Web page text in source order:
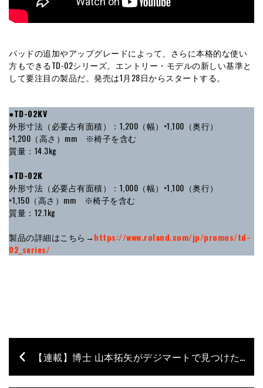
パッドの追加やアップグレードによって、さらに本格的な使い
方もできるTD-02シリーズ。エントリー・モデルの新しい基準と
して要注目の製品だ。発売は1月28日からスタートする。
●TD-02KV
外形寸法（必要占有面積）：1,200（幅）×1,100（奥行）
×1,200（高さ）mm ※椅子を含む
質量：14.3kg
●TD-02K
外形寸法（必要占有面積）：1,000（幅）×1,100（奥行）
×1,150（高さ）mm ※椅子を含む
質量：12.1kg
製品の詳細はこちら→https://www.roland.com/jp/promos/td-
02_series/
【連載】博士 山本拓矢がデジマートで見つけた今月の逸品 ♯14 〜DW-6710UL〜